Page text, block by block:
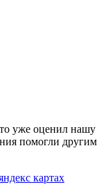
уже оценил нашу
помогли другим
картах